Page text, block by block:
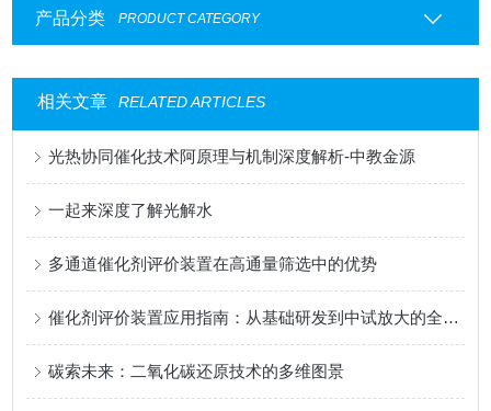
产品分类 PRODUCT CATEGORY
相关文章 RELATED ARTICLES
光热协同催化技术阿原理与机制深度解析-中教金源
一起来深度了解光解水
多通道催化剂评价装置在高通量筛选中的优势
催化剂评价装置应用指南：从基础研发到中试放大的全场景解析
碳索未来：二氧化碳还原技术的多维图景